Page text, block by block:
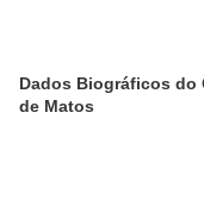
Dados Biográficos do
de Matos